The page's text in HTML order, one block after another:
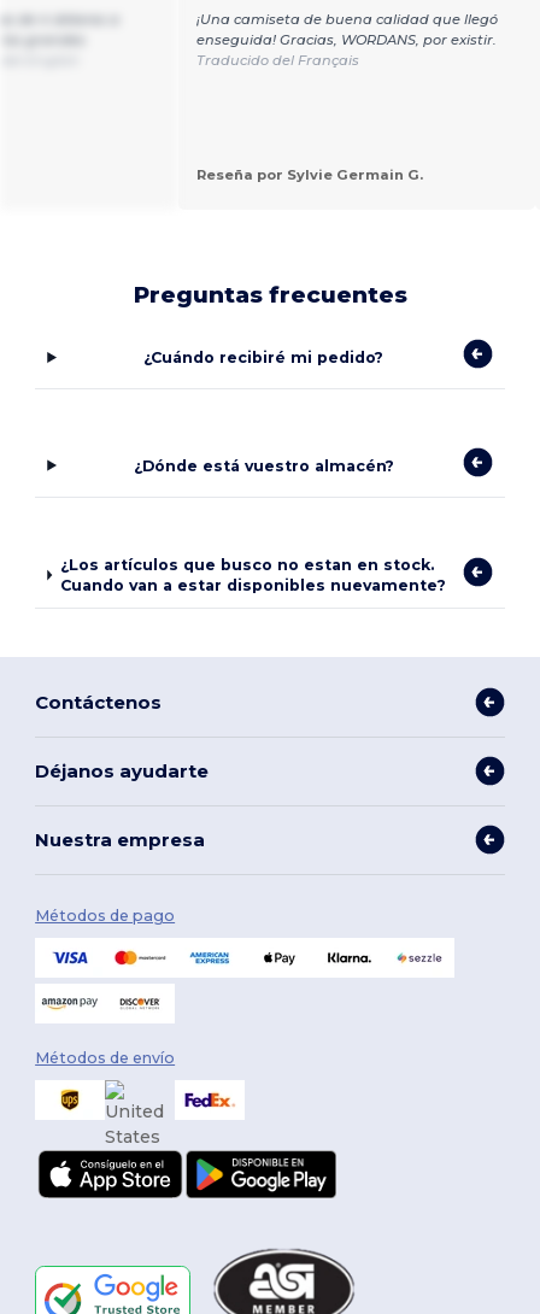
¡Una camiseta de buena calidad que llegó
enseguida! Gracias, WORDANS, por existir.
Traducido del Français
Reseña por Sylvie Germain G.
Preguntas frecuentes
¿Cuándo recibiré mi pedido?
¿Dónde está vuestro almacén?
¿Los artículos que busco no estan en stock.
Cuando van a estar disponibles nuevamente?
Contáctenos
Déjanos ayudarte
Nuestra empresa
Métodos de pago
Métodos de envío